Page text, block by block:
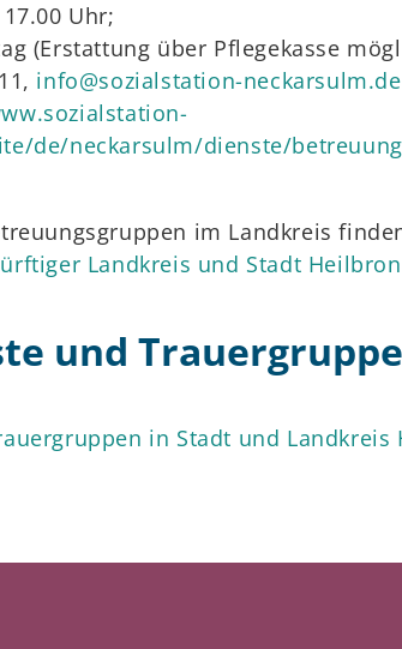
Uhr;
(Erstattung über Pflegekasse
info@sozialstation-neckarsulm.de
de/neckarsulm/dienste/
im Landkreis
Landkreis und Stadt
und
in Stadt und Landkreis